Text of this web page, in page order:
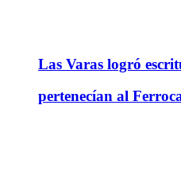
Las Varas logró
pertenecían al